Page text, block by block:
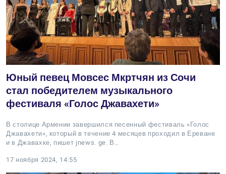
Юный певец Мовсес Мкртчян из Сочи
стал победителем музыкального
фестиваля «Голос Джавахети»
В столице Армении завершился песенный фестиваль «Голос
Джавахети», который в течение 4 месяцев проходил в Ереване
и в Джавахке, пишет jnews. ge. В…
17 ноября 2024, 14:55